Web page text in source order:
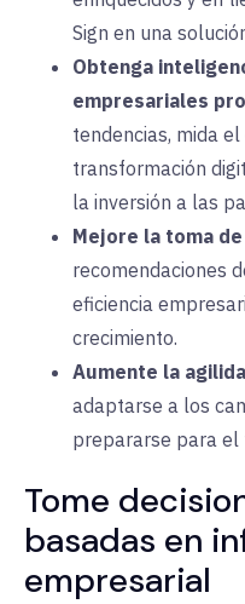
Sign en una
Obtenga
empresariales
tendencias, mida
transformación
la inversión a las
Mejore la toma
recomendaciones
eficiencia
crecimiento.
Aumente la
adaptarse a los
prepararse para el
Tome
basadas en
empresarial